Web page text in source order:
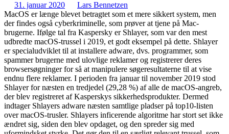
31. januar 2020
Lars Bennetzen
MacOS er længe blevet betragtet som et mere sikkert system, men
der findes også cyberkriminelle, som prøver at tjene på Mac-
brugerne. Ifølge tal fra Kaspersky er Shlayer, som var den mest
udbredte macOS-trussel i 2019, et godt eksempel på dette. Shlayer
er specialudviklet til at installere adware, dvs. programmer, som
spammer brugerne med ulovlige reklamer og registrerer deres
browsersøgninger for så at manipulere søgeresultaterne til at vise
endnu flere reklamer. I perioden fra januar til november 2019 stod
Shlayer for næsten en tredjedel (29,28 %) af alle de macOS-angreb,
der blev registreret af Kasperskys sikkerhedsprodukter. Dermed
indtager Shlayers adware næsten samtlige pladser på top10-listen
over macOS-trusler. Shlayers inficerende algoritme har stort set ikke
ændret sig, siden den blev opdaget, og den spreder sig med